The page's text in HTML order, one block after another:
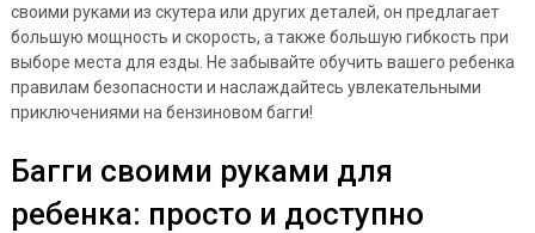
своими руками из скутера или других деталей, он предлагает
большую мощность и скорость, а также большую гибкость при
выборе места для езды. Не забывайте обучить вашего ребенка
правилам безопасности и наслаждайтесь увлекательными
приключениями на бензиновом багги!
Багги своими руками для
ребенка: просто и доступно